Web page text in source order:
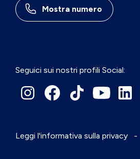
Mostra numero
Seguici sui nostri profili Social:
Leggi l'informativa sulla privacy -